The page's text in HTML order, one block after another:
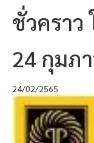
ชั่วครา
24 กุมภ
24/02/2565